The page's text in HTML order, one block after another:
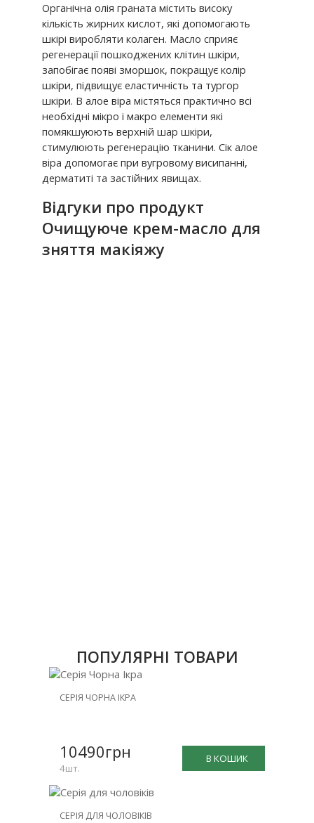
Органічна олія граната містить високу
кількість жирних кислот, які допомогають
шкірі виробляти колаген. Масло сприяє
регенерації пошкоджених клітин шкіри,
запобігає появі зморшок, покращує колір
шкіри, підвищує еластичність та тургор
шкіри. В алое віра містяться практично всі
необхідні мікро і макро елементи які
помякшуюють верхній шар шкіри,
стимулюють регенерацію тканини. Сік алое
віра допомогає при вугровому висипанні,
дерматиті та застійних явищах.
Відгуки про продукт
Очищуюче крем-масло для
зняття макіяжу
ПОПУЛЯРНІ ТОВАРИ
НОВИНКА
-25%
СЕРІЯ ЧОРНА ІКРА
В КОШИК
10490грн
4шт.
НОВИНКА
СЕРІЯ ДЛЯ ЧОЛОВІКІВ